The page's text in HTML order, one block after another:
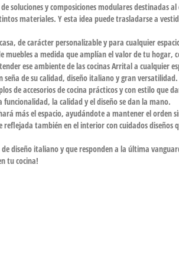
soluciones y composiciones modulares destinadas
materiales. Y esta idea puede trasladarse a
de carácter personalizable y para cualquier
muebles a medida que amplían el valor de tu
ese ambiente de las cocinas Arrital a cualquier
de su calidad, diseño italiano y gran versatilidad
de accesorios de cocina prácticos y con estilo que
funcionalidad, la calidad y el diseño se dan la mano.
más el espacio, ayudándote a mantener el orden
reflejada también en el interior con cuidados diseños
diseño italiano y que responden a la última
tu cocina!